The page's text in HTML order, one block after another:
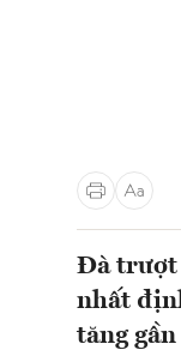
Đà trượt
nhất
tăng